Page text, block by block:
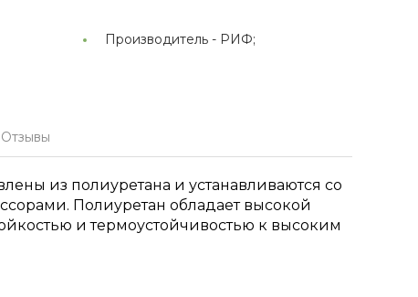
Производитель - РИФ;
Отзывы
из полиуретана и устанавливаются со
Полиуретан обладает высокой
и термоустойчивостью к высоким